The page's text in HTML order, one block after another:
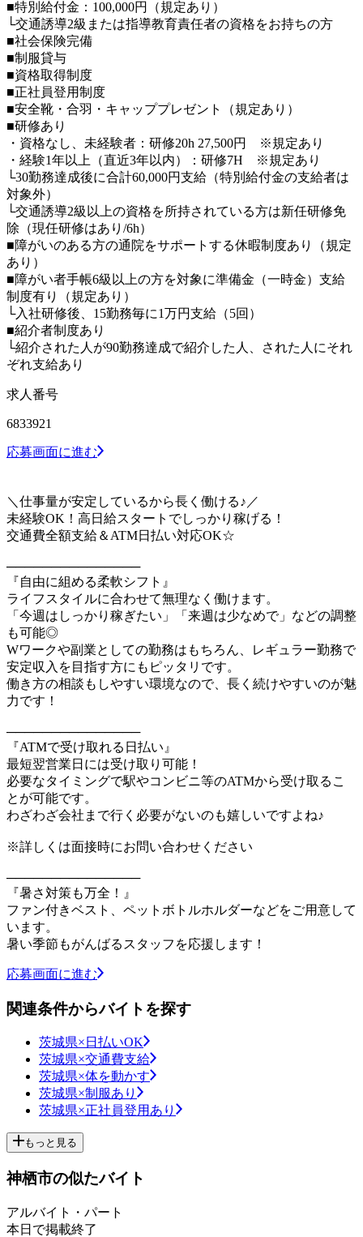
■特別給付金：100,000円（規定あり）
└交通誘導2級または指導教育責任者の資格をお持ちの方
■社会保険完備
■制服貸与
■資格取得制度
■正社員登用制度
■安全靴・合羽・キャッププレゼント（規定あり）
■研修あり
・資格なし、未経験者：研修20h 27,500円 ※規定あり
・経験1年以上（直近3年以内）：研修7H ※規定あり
└30勤務達成後に合計60,000円支給（特別給付金の支給者は
対象外）
└交通誘導2級以上の資格を所持されている方は新任研修免
除（現任研修はあり/6h）
■障がいのある方の通院をサポートする休暇制度あり（規定
あり）
■障がい者手帳6級以上の方を対象に準備金（一時金）支給
制度有り（規定あり）
└入社研修後、15勤務毎に1万円支給（5回）
■紹介者制度あり
└紹介された人が90勤務達成で紹介した人、された人にそれ
ぞれ支給あり
求人番号
6833921
応募画面に進む
＼仕事量が安定しているから長く働ける♪／
未経験OK！高日給スタートでしっかり稼げる！
交通費全額支給＆ATM日払い対応OK☆
───────────────
『自由に組める柔軟シフト』
ライフスタイルに合わせて無理なく働けます。
「今週はしっかり稼ぎたい」「来週は少なめで」などの調整
も可能◎
Wワークや副業としての勤務はもちろん、レギュラー勤務で
安定収入を目指す方にもピッタリです。
働き方の相談もしやすい環境なので、長く続けやすいのが魅
力です！
───────────────
『ATMで受け取れる日払い』
最短翌営業日には受け取り可能！
必要なタイミングで駅やコンビニ等のATMから受け取るこ
とが可能です。
わざわざ会社まで行く必要がないのも嬉しいですよね♪
※詳しくは面接時にお問い合わせください
───────────────
『暑さ対策も万全！』
ファン付きベスト、ペットボトルホルダーなどをご用意して
います。
暑い季節もがんばるスタッフを応援します！
応募画面に進む
関連条件からバイトを探す
茨城県×日払いOK
茨城県×交通費支給
茨城県×体を動かす
茨城県×制服あり
茨城県×正社員登用あり
もっと見る
神栖市の似たバイト
アルバイト・パート
本日で掲載終了